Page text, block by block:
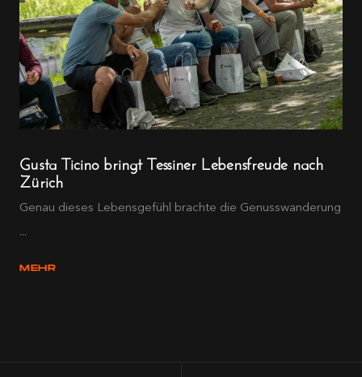
Gusta Ticino bringt Tessiner Lebensfreude nach
Zürich
Genau dieses Lebensgefühl brachte die Genusswanderung
...
MEHR